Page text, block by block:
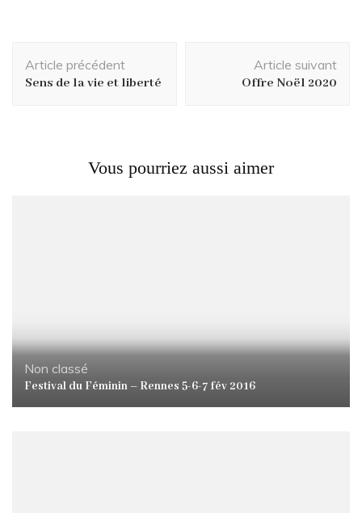
d'article
Article précédent
Sens de la vie et liberté
Article suivant
Offre Noël 2020
Vous pourriez aussi aimer
Non classé
Festival du Féminin – Rennes 5-6-7 fév 2016